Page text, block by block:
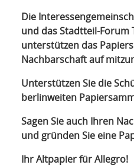
Die Inter
und das Stadtteil-Forum
unterstützen das
Nachbarschaft auf
Unterstützen Sie die
berlinweiten
Sagen Sie auch Ihren
und gründen Sie eine
Ihr Altpapier für Allegro!